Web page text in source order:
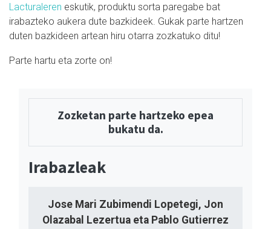
Lacturaleren eskutik, produktu sorta paregabe bat
irabazteko aukera dute bazkideek. Gukak parte hartzen
duten bazkideen artean hiru otarra zozkatuko ditu!
Parte hartu eta zorte on!
Zozketan parte hartzeko epea
bukatu da.
Irabazleak
Jose Mari Zubimendi Lopetegi, Jon
Olazabal Lezertua eta Pablo Gutierrez